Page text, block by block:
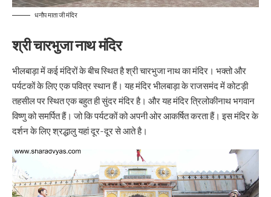
धनौप माता जी मंदिर
श्री चारभुजा नाथ मंदिर
भीलबाड़ा में कई मंदिरों के बीच स्थित है श्री चारभुजा नाथ का मंदिर। भक्तो और
पर्यटकों के लिए एक पवित्र स्थान हैं। यह मंदिर भीलबाड़ा के राजसमंद में कोटड़ी
तहसील पर स्थित एक बहुत ही सुंदर मंदिर है। और यह मंदिर त्रिलोकीनाथ भगवान
विष्णु को समर्पित हैं। जो कि पर्यटकों को अपनी ओर आकर्षित करता हैं। इस मंदिर के
दर्शन के लिए श्रद्धालु यहां दूर-दूर से आते है।